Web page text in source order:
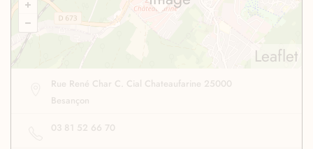
Leaflet
Rue René Char C. Cial Chateaufarine 25000
Besançon
03 81 52 66 70